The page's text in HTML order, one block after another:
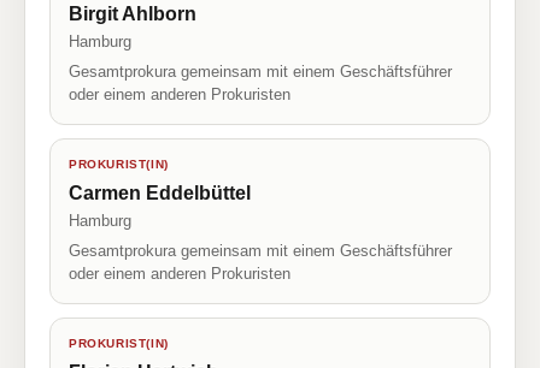
Birgit Ahlborn
Hamburg
Gesamtprokura gemeinsam mit einem Geschäftsführer
oder einem anderen Prokuristen
PROKURIST(IN)
Carmen Eddelbüttel
Hamburg
Gesamtprokura gemeinsam mit einem Geschäftsführer
oder einem anderen Prokuristen
PROKURIST(IN)